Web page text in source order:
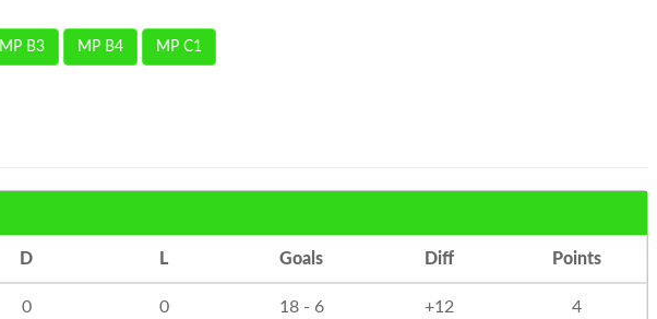
MP B3 MP B4 MP C1
D L Goals Diff Points
0 0 18 - 6 +12 4